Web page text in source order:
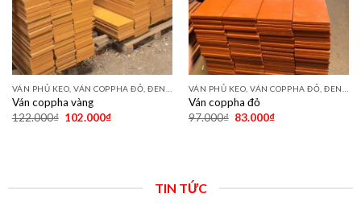
Ván coppha vàng
122.000₫ 102.000₫
Ván coppha đỏ
97.000₫ 83.000₫
TIN TỨC